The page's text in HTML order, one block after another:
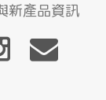
新產品資訊